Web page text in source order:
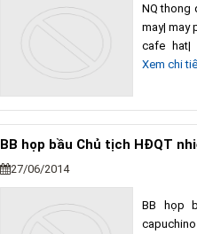
NQ thong
may| may
cafe
Xem chi
BB họp bầu Chủ tịch HĐQT
27/06/2014
BB họp